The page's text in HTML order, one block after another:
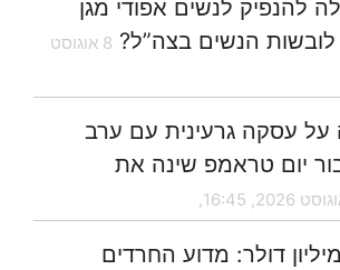
להנפיק לנשים אפודי מגן
לובשות הנשים בצה”ל?
8 אוגוסט
עסקה גרעינית עם ערב
יום טראמפ שינה את
דולר: מדוע החרדים